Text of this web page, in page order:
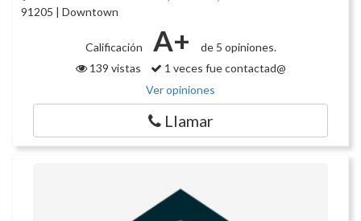
91205 | Downtown
Calificación A+
de 5 opiniones.
139 vistas
1 veces fue contactad@
Ver opiniones
Llamar